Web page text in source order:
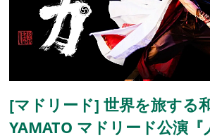
[マドリード] 世界を旅する
YAMATO マドリード公演『